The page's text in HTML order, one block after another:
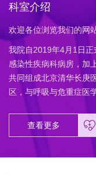
科室介绍
欢迎各位浏览我们的网站
我院自2019年4月1日
感染性疾病科病房，加
共同组成北京清华长庚
区，与呼吸与危重症医
查看更多